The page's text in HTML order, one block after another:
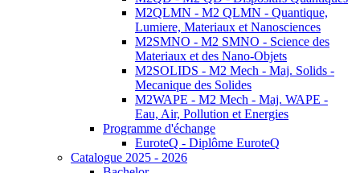
M2QLMN - M2 QLMN - Quantique,
Lumiere, Materiaux et Nanosciences
M2SMNO - M2 SMNO - Science des
Materiaux et des Nano-Objets
M2SOLIDS - M2 Mech - Maj. Solids -
Mecanique des Solides
M2WAPE - M2 Mech - Maj. WAPE -
Eau, Air, Pollution et Energies
Programme d'échange
EuroteQ - Diplôme EuroteQ
Catalogue 2025 - 2026